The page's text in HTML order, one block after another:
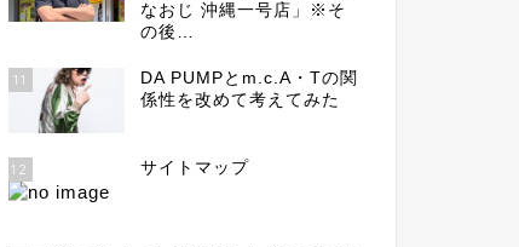
なおじ 沖縄一号店」※そ
の後…
11
DA PUMPとm.c.A・Tの関
係性を改めて考えてみた
12 サイトマップ